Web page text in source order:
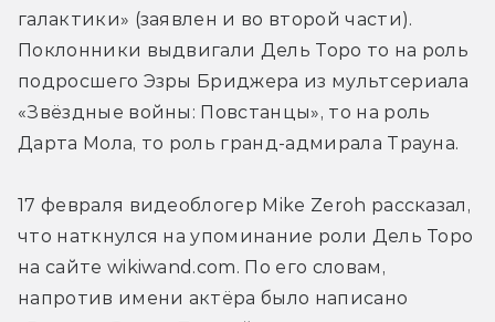
галактики» (заявлен и во второй части).
Поклонники выдвигали Дель Торо то на роль
подросшего Эзры Бриджера из мультсериала
«Звёздные войны: Повстанцы», то на роль
Дарта Мола, то роль гранд-адмирала Трауна.
17 февраля видеоблогер Mike Zeroh рассказал,
что наткнулся на упоминание роли Дель Торо
на сайте wikiwand.com. По его словам,
напротив имени актёра было написано